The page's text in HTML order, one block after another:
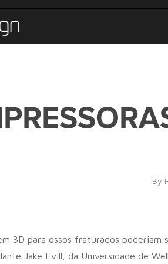
By
3D para ossos fraturados
Jake Evill, da Universidade de